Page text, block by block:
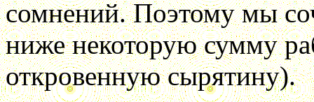
сомнений. Поэтому мы
ниже некоторую сумму
откровенную сырятину).